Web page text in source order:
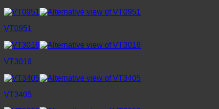
VT0951
VT3016
VT3405